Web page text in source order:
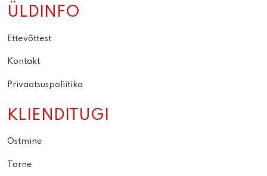
ÜLDINFO
Ettevõttest
Kontakt
Privaatsuspoliitika
KLIENDITUGI
Ostmine
Tarne